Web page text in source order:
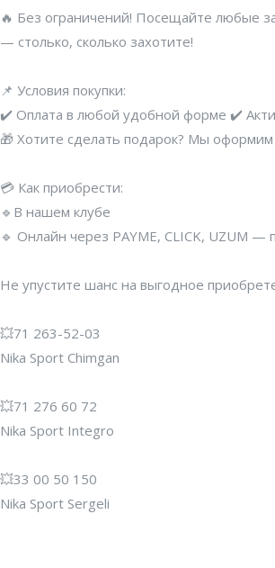
🔥 Без ограничений! Посещайте любые
— столько, сколько захотите!
📌 Условия покупки:
✔️ Оплата в любой удобной форме ✔️
🎁 Хотите сделать подарок? Мы
💳 Как приобрести:
🔹В нашем клубе
🔹 Онлайн через PAYME, CLICK, UZUM
Не упустите шанс на выгодное
💥71 263-52-03
Nika Sport Chimgan
💥71 276 60 72
Nika Sport Integro
💥33 00 50 150
Nika Sport Sergeli